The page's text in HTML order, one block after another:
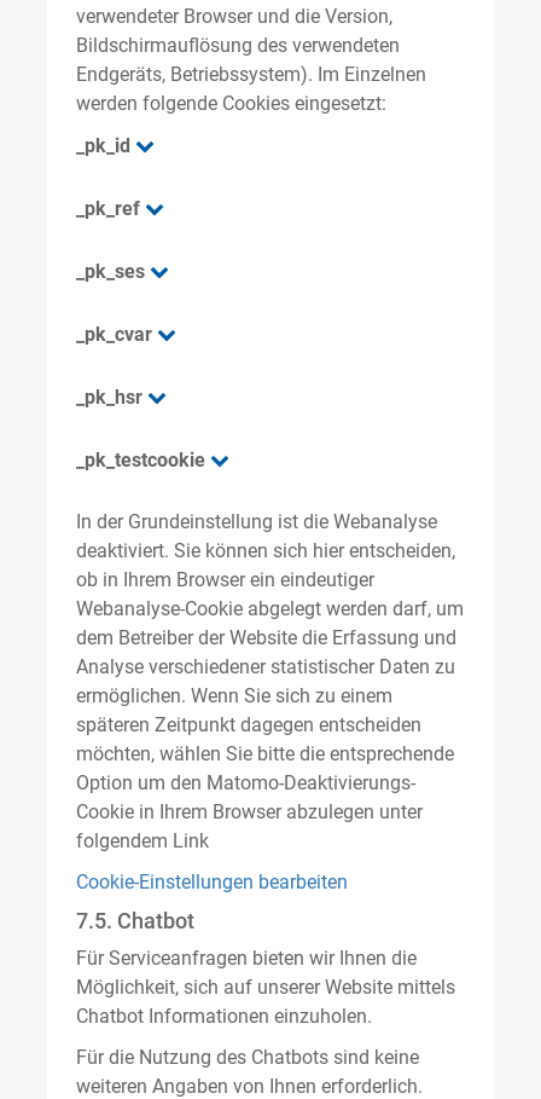
verwendeter Browser und die Version,
Bildschirmauflösung des verwendeten
Endgeräts, Betriebssystem). Im Einzelnen
werden folgende Cookies eingesetzt:
_pk_id
_pk_ref
_pk_ses
_pk_cvar
_pk_hsr
_pk_testcookie
In der Grundeinstellung ist die Webanalyse
deaktiviert. Sie können sich hier entscheiden,
ob in Ihrem Browser ein eindeutiger
Webanalyse-Cookie abgelegt werden darf, um
dem Betreiber der Website die Erfassung und
Analyse verschiedener statistischer Daten zu
ermöglichen. Wenn Sie sich zu einem
späteren Zeitpunkt dagegen entscheiden
möchten, wählen Sie bitte die entsprechende
Option um den Matomo-Deaktivierungs-
Cookie in Ihrem Browser abzulegen unter
folgendem Link
Cookie-Einstellungen bearbeiten
7.5. Chatbot
Für Serviceanfragen bieten wir Ihnen die
Möglichkeit, sich auf unserer Website mittels
Chatbot Informationen einzuholen.
Für die Nutzung des Chatbots sind keine
weiteren Angaben von Ihnen erforderlich.